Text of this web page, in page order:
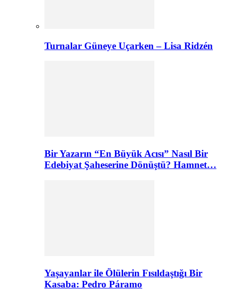
Turnalar Güneye Uçarken – Lisa Ridzén
Bir Yazarın “En Büyük Acısı” Nasıl Bir
Edebiyat Şaheserine Dönüştü? Hamnet…
Yaşayanlar ile Ölülerin Fısıldaştığı Bir
Kasaba: Pedro Páramo